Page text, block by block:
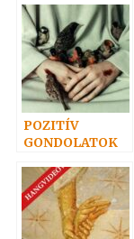
POZITÍV
GONDOLATOK